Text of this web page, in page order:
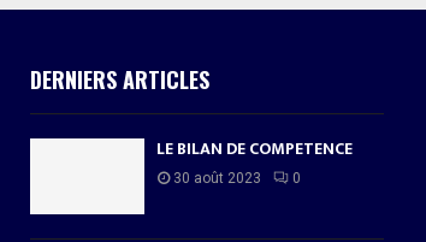
DERNIERS ARTICLES
LE BILAN DE COMPETENCE
30 août 2023 0